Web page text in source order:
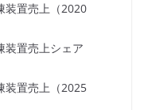
装置売上（2020
装置売上シェア
装置売上（2025